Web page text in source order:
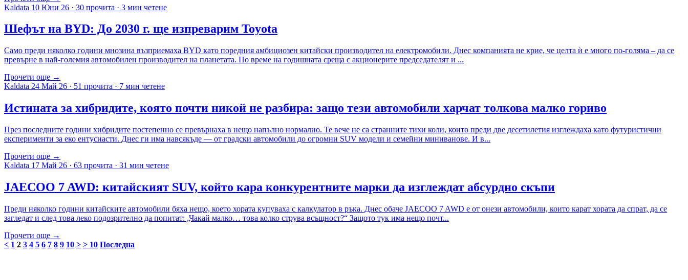
Kaldata 10 Юни 26 · 30 прочита · 3 мин четене
Шефът на BYD: До 2030 г. ще изпреварим Toyota
Само преди няколко години мнозина възприемаха BYD като поредния амбициозен китайски производител на електромобили. Днес компанията не крие, че целта ѝ е много по-голяма – да се
превърне в най-големия автомобилен производител на планетата. По време на годишната среща с акционерите председателят и ...
Прочети още →
Kaldata 24 Май 26 · 51 прочита · 7 мин четене
Истината за хибридите, която почти никой не разбира: защо тези автомобили харчат толкова малко гориво
През последните години хибридите постепенно се превърнаха в нещо напълно нормално. Те вече не са странните тихи коли, които преди две десетилетия изглеждаха като футуристични
експерименти за еко ентусиасти. Днес ги има навсякъде — от градски автомобили до огромни SUV модели и семейни миниванове. И в...
Прочети още →
Kaldata 17 Май 26 · 63 прочита · 31 мин четене
JAECOO 7 AWD: китайският SUV, който кара конкурентните марки да изглеждат абсурдно скъпи
Преди няколко години китайските автомобили бяха нещо, което хората купуваха с калкулатор в ръка. Днес обаче JAECOO 7 AWD е от онези автомобили, които карат хората да спрат, да се
загледат и след това леко подозрително да попитат: „Чакай малко… това колко струва всъщност?“ Защото тук има нещо почт...
Прочети още →
< 1 2 3 4 5 6 7 8 9 10 > > 10 Последна